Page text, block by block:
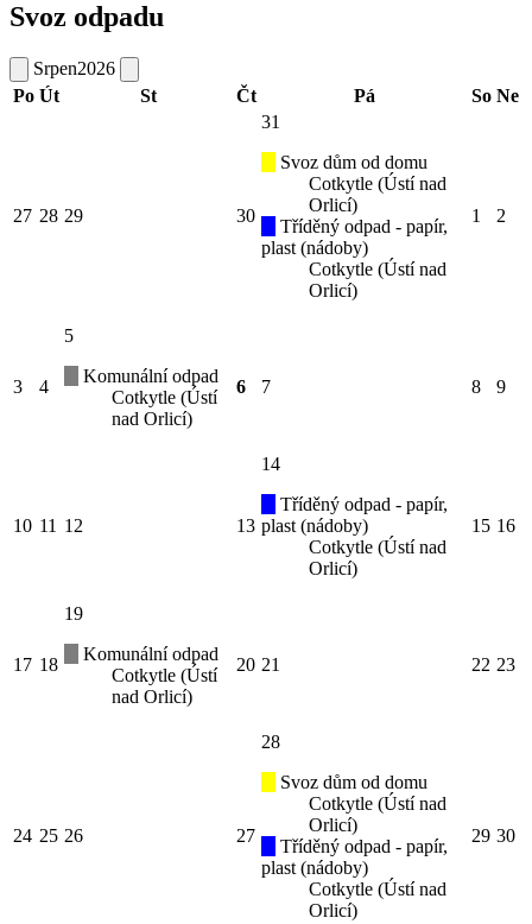
Svoz odpadu
Srpen2026
Po Út St Čt Pá So Ne
27 28 29 30
31
Svoz dům od domu
Cotkytle (Ústí nad
Orlicí)
Tříděný odpad - papír,
plast (nádoby)
Cotkytle (Ústí nad
Orlicí)
1 2
3 4
5
Komunální odpad
Cotkytle (Ústí
nad Orlicí)
6 7 8 9
10 11 12 13
14
Tříděný odpad - papír,
plast (nádoby)
Cotkytle (Ústí nad
Orlicí)
15 16
17 18
19
Komunální odpad
Cotkytle (Ústí
nad Orlicí)
20 21 22 23
24 25 26 27
28
Svoz dům od domu
Cotkytle (Ústí nad
Orlicí)
Tříděný odpad - papír,
plast (nádoby)
Cotkytle (Ústí nad
Orlicí)
29 30